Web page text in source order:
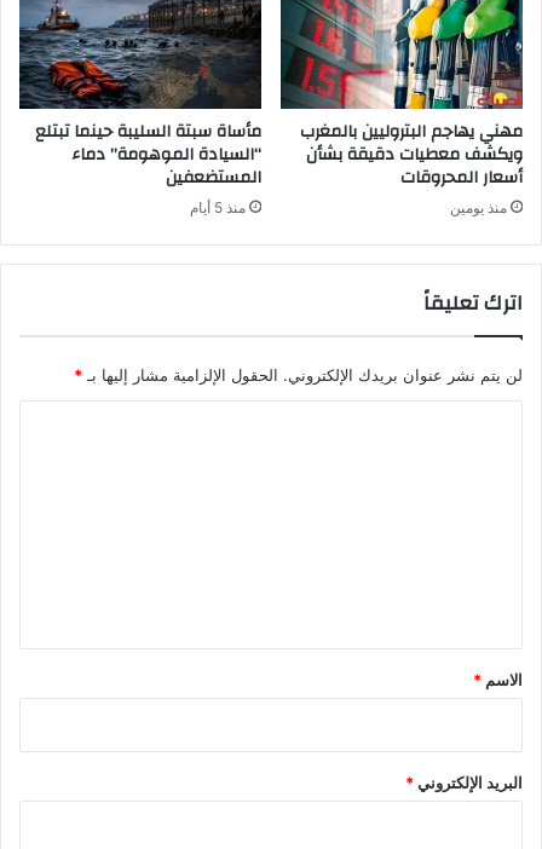
مهني يهاجم البتروليين بالمغرب
ويكشف معطيات دقيقة بشأن
أسعار المحروقات
منذ يومين
مأساة سبتة السليبة حينما تبتلع
“السيادة الموهومة” دماء
المستضعفين
منذ 5 أيام
اترك تعليقاً
لن يتم نشر عنوان بريدك الإلكتروني. الحقول الإلزامية مشار إليها بـ *
*
الاسم *
البريد الإلكتروني*